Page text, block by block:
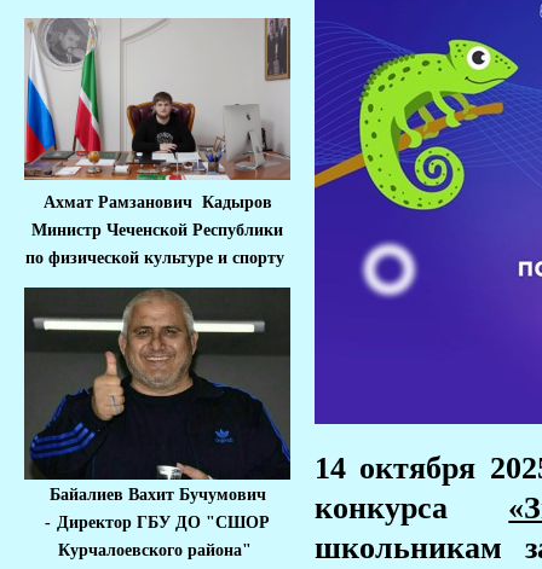
Ахмат Рамзанович Кадыров
Министр Чеченской Республики
по физической культуре и спорту
Байалиев Вахит Бучумович
- Директор ГБУ ДО "СШОР
Курчалоевского района"
14 октября
конкурса
школьникам